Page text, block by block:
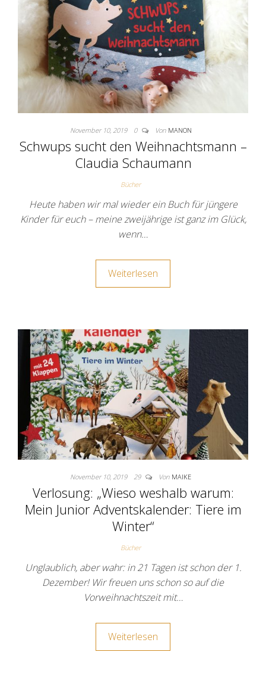
November 10, 2019 0 Von MANON
Schwups sucht den Weihnachtsmann –
Claudia Schaumann
Bücher
Heute haben wir mal wieder ein Buch für jüngere
Kinder für euch – meine zweijährige ist ganz im Glück,
wenn…
Weiterlesen
November 10, 2019 29 Von MAIKE
Verlosung: „Wieso weshalb warum:
Mein Junior Adventskalender: Tiere im
Winter“
Bücher
Unglaublich, aber wahr: in 21 Tagen ist schon der 1.
Dezember! Wir freuen uns schon so auf die
Vorweihnachtszeit mit…
Weiterlesen